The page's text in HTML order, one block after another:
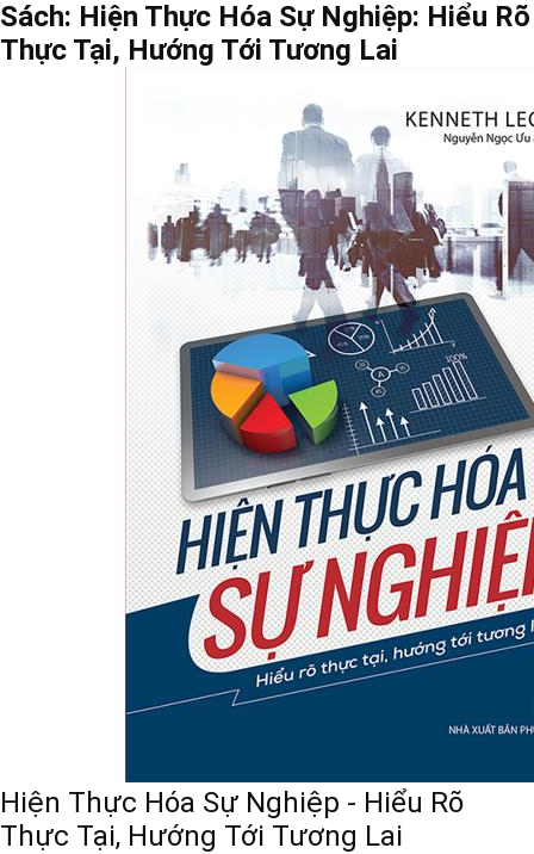
Sách: Hiện Thực Hóa Sự Nghiệp: Hiểu Rõ
Thực Tại, Hướng Tới Tương Lai
Hiện Thực Hóa Sự Nghiệp - Hiểu Rõ
Thực Tại, Hướng Tới Tương Lai